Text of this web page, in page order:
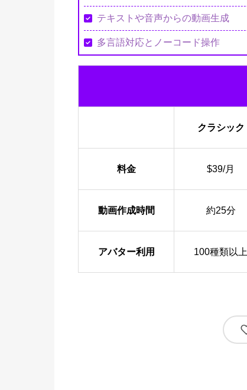
テキストや音声からの動画生成
多言語対応とノーコード操作
クラシック
料金 $39/月
動画作成時間 約25分
アバター利用 100種類以上